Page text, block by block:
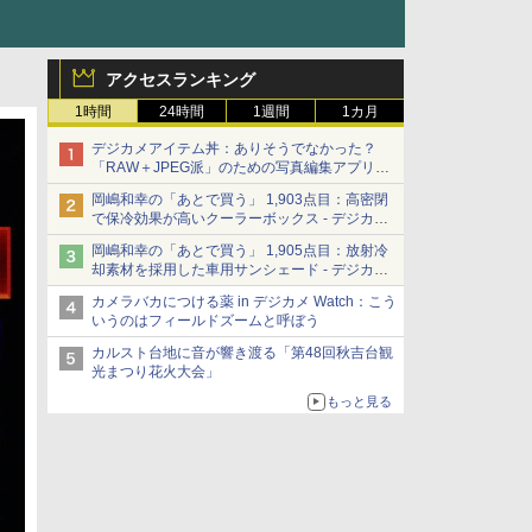
アクセスランキング
1時間 24時間 1週間 1カ月
デジカメアイテム丼：ありそうでなかった？
「RAW＋JPEG派」のための写真編集アプリ
カメラデフォルトのJPEGを大切にする
「Filmator」
岡嶋和幸の「あとで買う」 1,903点目：高密閉
で保冷効果が高いクーラーボックス - デジカメ
Watch
岡嶋和幸の「あとで買う」 1,905点目：放射冷
却素材を採用した車用サンシェード - デジカメ
Watch
カメラバカにつける薬 in デジカメ Watch：こう
いうのはフィールドズームと呼ぼう
カルスト台地に音が響き渡る「第48回秋吉台観
光まつり花火大会」
もっと見る